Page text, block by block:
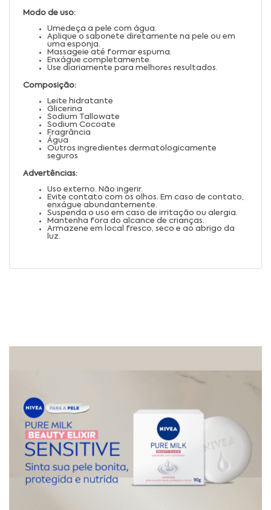
Modo de uso:
Umedeça a pele com água.
Aplique o sabonete diretamente na pele ou em
uma esponja.
Massageie até formar espuma.
Enxágue completamente.
Use diariamente para melhores resultados.
Composição:
Leite hidratante
Glicerina
Sodium Tallowate
Sodium Cocoate
Fragrância
Água
Outros ingredientes dermatologicamente
seguros
Advertências:
Uso externo. Não ingerir.
Evite contato com os olhos. Em caso de contato,
enxágue abundantemente.
Suspenda o uso em caso de irritação ou alergia.
Mantenha fora do alcance de crianças.
Armazene em local fresco, seco e ao abrigo da
luz.